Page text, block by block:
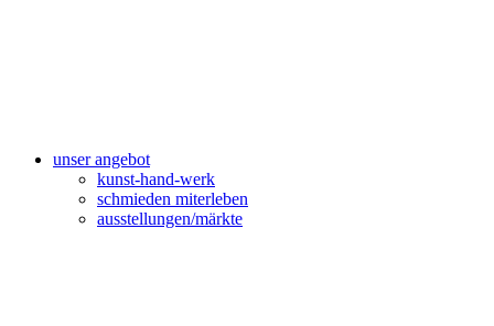
unser angebot
kunst-hand-werk
schmieden miterleben
ausstellungen/märkte